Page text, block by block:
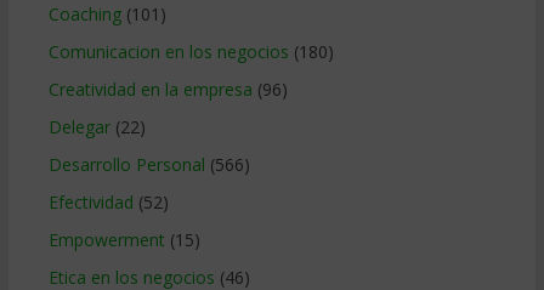
Coaching(101)
Comunicacion en los negocios (180)
Creatividad en la empresa (96)
Delegar(22)
Desarrollo Personal (566)
Efectividad (52)
Empowerment (15)
Etica en los negocios (46)